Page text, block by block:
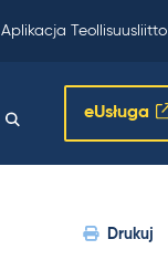
Aplikacja Teollisuusliitto
eUsługa
Drukuj